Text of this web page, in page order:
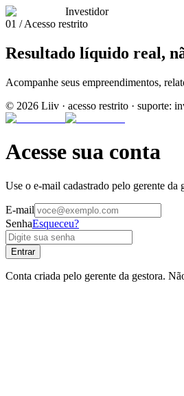
Investidor
01 / Acesso restrito
Resultado líquido real,
Acompanhe seus empreendimentos,
© 2026 Liiv · acesso restrito · suporte:
Acesse sua conta
Use o e-mail cadastrado pelo gerente da
E-mail
SenhaEsqueceu?
Entrar
Conta criada pelo gerente da gestora.